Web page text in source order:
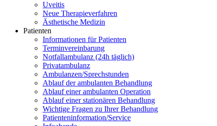
Uveitis
Neue Therapieverfahren
Ästhetische Medizin
Patienten
Informationen für Patienten
Terminvereinbarung
Notfallambulanz (24h täglich)
Privatambulanz
Ambulanzen/Sprechstunden
Ablauf der ambulanten Behandlung
Ablauf einer ambulanten Operation
Ablauf einer stationären Behandlung
Wichtige Fragen zu Ihrer Behandlung
Patienteninformation/Service